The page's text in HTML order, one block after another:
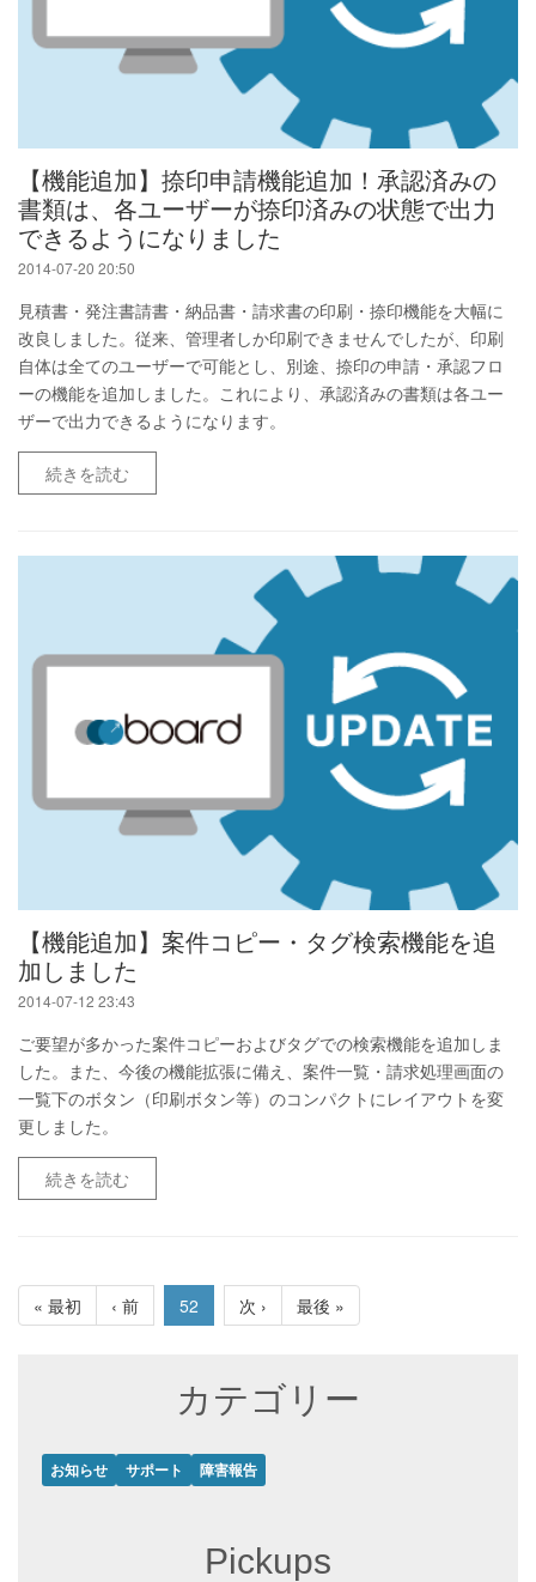
【機能追加】捺印申請機能追加！承認済みの
書類は、各ユーザーが捺印済みの状態で出力
できるようになりました
2014-07-20 20:50
見積書・発注書請書・納品書・請求書の印刷・捺印機能を大幅に
改良しました。従来、管理者しか印刷できませんでしたが、印刷
自体は全てのユーザーで可能とし、別途、捺印の申請・承認フロ
ーの機能を追加しました。これにより、承認済みの書類は各ユー
ザーで出力できるようになります。
続きを読む
【機能追加】案件コピー・タグ検索機能を追
加しました
2014-07-12 23:43
ご要望が多かった案件コピーおよびタグでの検索機能を追加しま
した。また、今後の機能拡張に備え、案件一覧・請求処理画面の
一覧下のボタン（印刷ボタン等）のコンパクトにレイアウトを変
更しました。
続きを読む
« 最初 ‹ 前 52 次 › 最後 »
カテゴリー
お知らせ サポート 障害報告
Pickups